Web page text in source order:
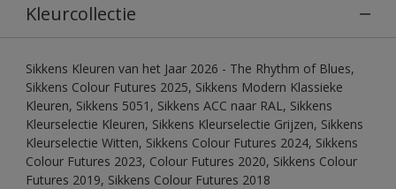
Kleurcollectie
Sikkens Kleuren van het Jaar 2026 - The Rhythm of Blues,
Sikkens Colour Futures 2025, Sikkens Modern Klassieke
Kleuren, Sikkens 5051, Sikkens ACC naar RAL, Sikkens
Kleurselectie Kleuren, Sikkens Kleurselectie Grijzen, Sikkens
Kleurselectie Witten, Sikkens Colour Futures 2024, Sikkens
Colour Futures 2023, Colour Futures 2020, Sikkens Colour
Futures 2019, Sikkens Colour Futures 2018